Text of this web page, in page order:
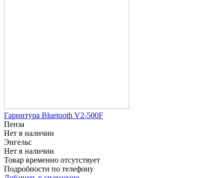
Гарнитура Bluetooth V2-500F
Пенза
Нет в наличии
Энгельс
Нет в наличии
Товар временно отсутствует
Подробности по телефону